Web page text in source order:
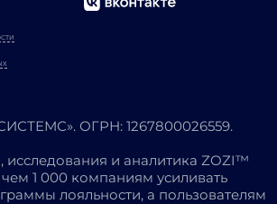
ОГРН: 1267800026559.
исследования и аналитика ZOZI™
1 000 компаниям усиливать
лояльности, а пользователям